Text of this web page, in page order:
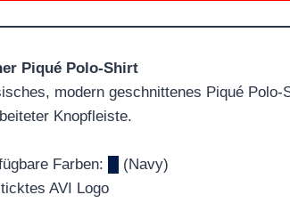
Piqué Polo-Shirt
modern geschnittenes Piqué Polo-
Knopfleiste.
Farben:
(Navy)
AVI Logo